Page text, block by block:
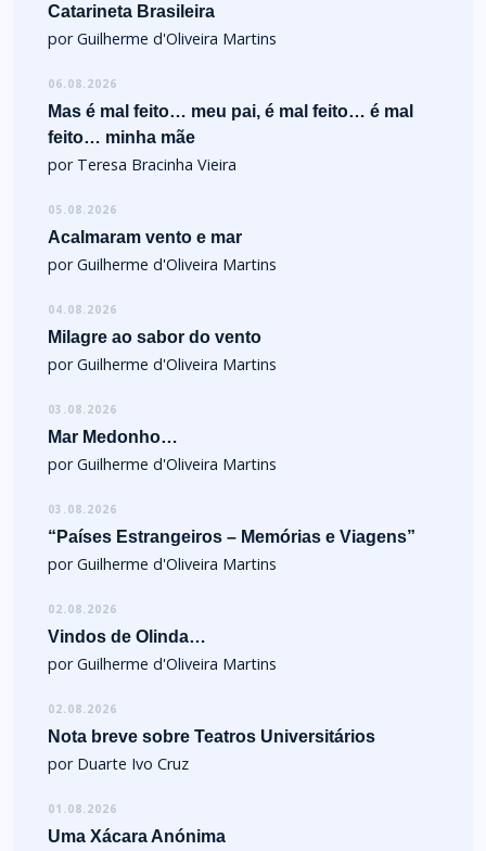
Catarineta Brasileira
por Guilherme d'Oliveira Martins
06.08.2026
Mas é mal feito… meu pai, é mal feito… é mal
feito… minha mãe
por Teresa Bracinha Vieira
05.08.2026
Acalmaram vento e mar
por Guilherme d'Oliveira Martins
04.08.2026
Milagre ao sabor do vento
por Guilherme d'Oliveira Martins
03.08.2026
Mar Medonho…
por Guilherme d'Oliveira Martins
03.08.2026
“Países Estrangeiros – Memórias e Viagens”
por Guilherme d'Oliveira Martins
02.08.2026
Vindos de Olinda…
por Guilherme d'Oliveira Martins
02.08.2026
Nota breve sobre Teatros Universitários
por Duarte Ivo Cruz
01.08.2026
Uma Xácara Anónima